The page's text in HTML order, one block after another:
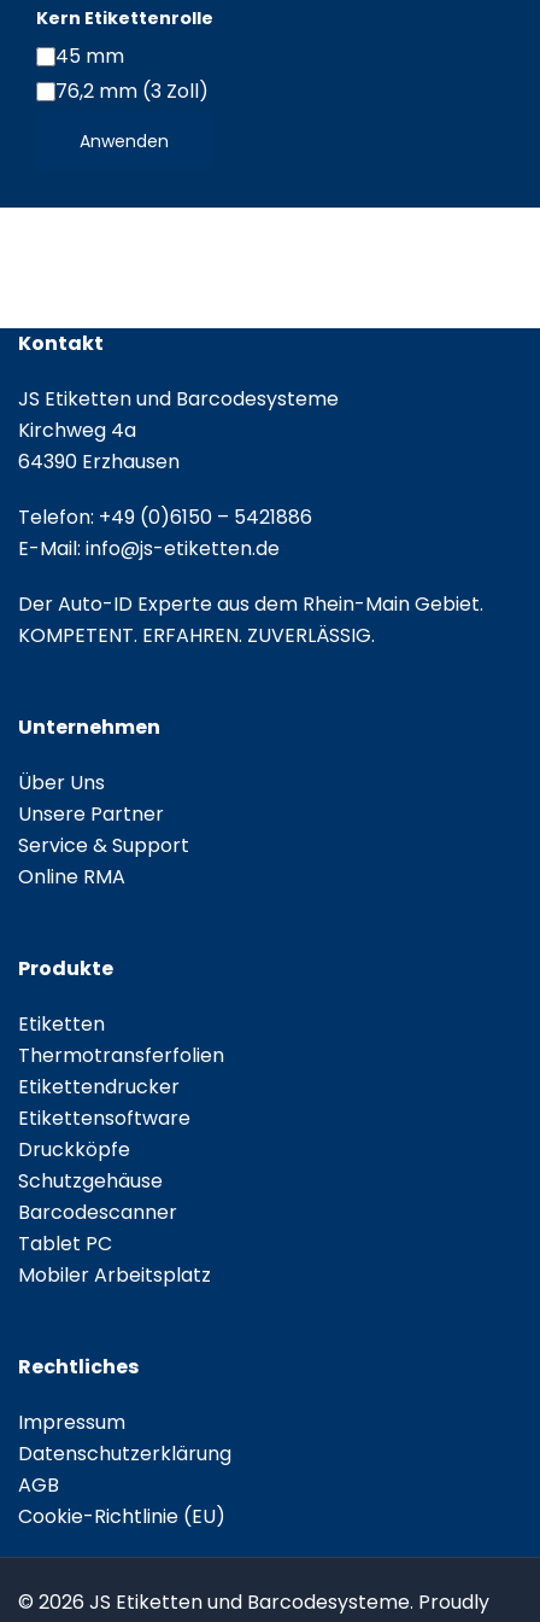
Kern Etikettenrolle
Kern
Etikettenrolle
45 mm
76,2 mm (3 Zoll)
Anwenden
Kontakt
JS Etiketten und Barcodesysteme
Kirchweg 4a
64390 Erzhausen
Telefon: +49 (0)6150 – 5421886
E-Mail: info@js-etiketten.de
Der Auto-ID Experte aus dem Rhein-Main Gebiet.
KOMPETENT. ERFAHREN. ZUVERLÄSSIG.
Unternehmen
Über Uns
Unsere Partner
Service & Support
Online RMA
Produkte
Etiketten
Thermotransferfolien
Etikettendrucker
Etikettensoftware
Druckköpfe
Schutzgehäuse
Barcodescanner
Tablet PC
Mobiler Arbeitsplatz
Rechtliches
Impressum
Datenschutzerklärung
AGB
Cookie-Richtlinie (EU)
© 2026 JS Etiketten und Barcodesysteme. Proudly